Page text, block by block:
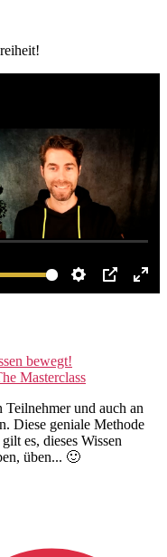
bewegt!
Masterclass
und auch an
Diese geniale Methode
es, dieses Wissen
üben... 🙂